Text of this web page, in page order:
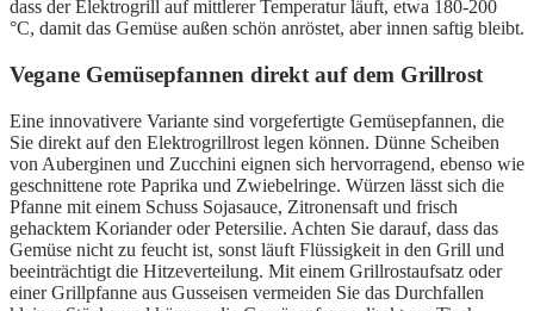
dass der Elektrogrill auf mittlerer Temperatur läuft, etwa 180-200
°C, damit das Gemüse außen schön anröstet, aber innen saftig bleibt.
Vegane Gemüsepfannen direkt auf dem Grillrost
Eine innovativere Variante sind vorgefertigte Gemüsepfannen, die
Sie direkt auf den Elektrogrillrost legen können. Dünne Scheiben
von Auberginen und Zucchini eignen sich hervorragend, ebenso wie
geschnittene rote Paprika und Zwiebelringe. Würzen lässt sich die
Pfanne mit einem Schuss Sojasauce, Zitronensaft und frisch
gehacktem Koriander oder Petersilie. Achten Sie darauf, dass das
Gemüse nicht zu feucht ist, sonst läuft Flüssigkeit in den Grill und
beeinträchtigt die Hitzeverteilung. Mit einem Grillrostaufsatz oder
einer Grillpfanne aus Gusseisen vermeiden Sie das Durchfallen